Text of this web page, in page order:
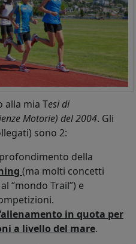
alla mia Tesi di
Motorie) del 2004. Gli
sono 2:
della
(ma molti concetti
“mondo Trail”) e
in quota per
a livello del mare.